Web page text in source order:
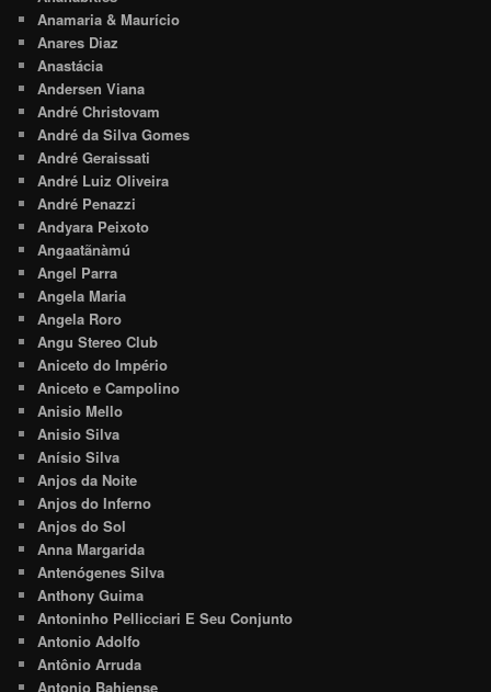
Anamaria & Maurício
Anares Diaz
Anastácia
Andersen Viana
André Christovam
André da Silva Gomes
André Geraissati
André Luiz Oliveira
André Penazzi
Andyara Peixoto
Angaatãnàmú
Angel Parra
Angela Maria
Angela Roro
Angu Stereo Club
Aniceto do Império
Aniceto e Campolino
Anisio Mello
Anisio Silva
Anísio Silva
Anjos da Noite
Anjos do Inferno
Anjos do Sol
Anna Margarida
Antenógenes Silva
Anthony Guima
Antoninho Pellicciari E Seu Conjunto
Antonio Adolfo
Antônio Arruda
Antonio Bahiense